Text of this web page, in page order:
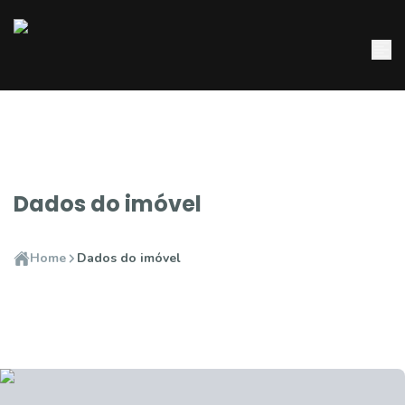
Dados do imóvel
Home Dados do imóvel